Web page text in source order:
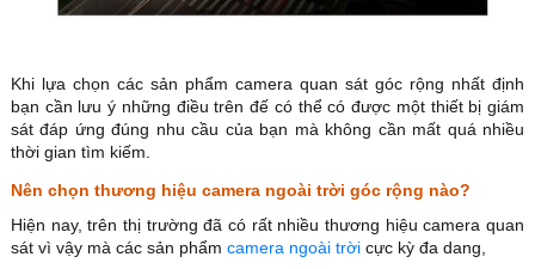
Khi lựa chọn các sản phẩm camera quan sát góc rộng nhất định
bạn cần lưu ý những điều trên đế có thể có được một thiết bị giám
sát đáp ứng đúng nhu cầu của bạn mà không cần mất quá nhiều
thời gian tìm kiếm.
Nên chọn thương hiệu camera ngoài trời góc rộng nào?
Hiện nay, trên thị trường đã có rất nhiều thương hiệu camera quan
sát vì vậy mà các sản phẩm camera ngoài trời cực kỳ đa dang,